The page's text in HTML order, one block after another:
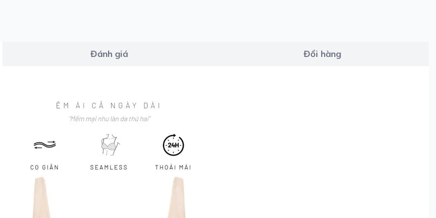
Đánh giá Đổi hàng